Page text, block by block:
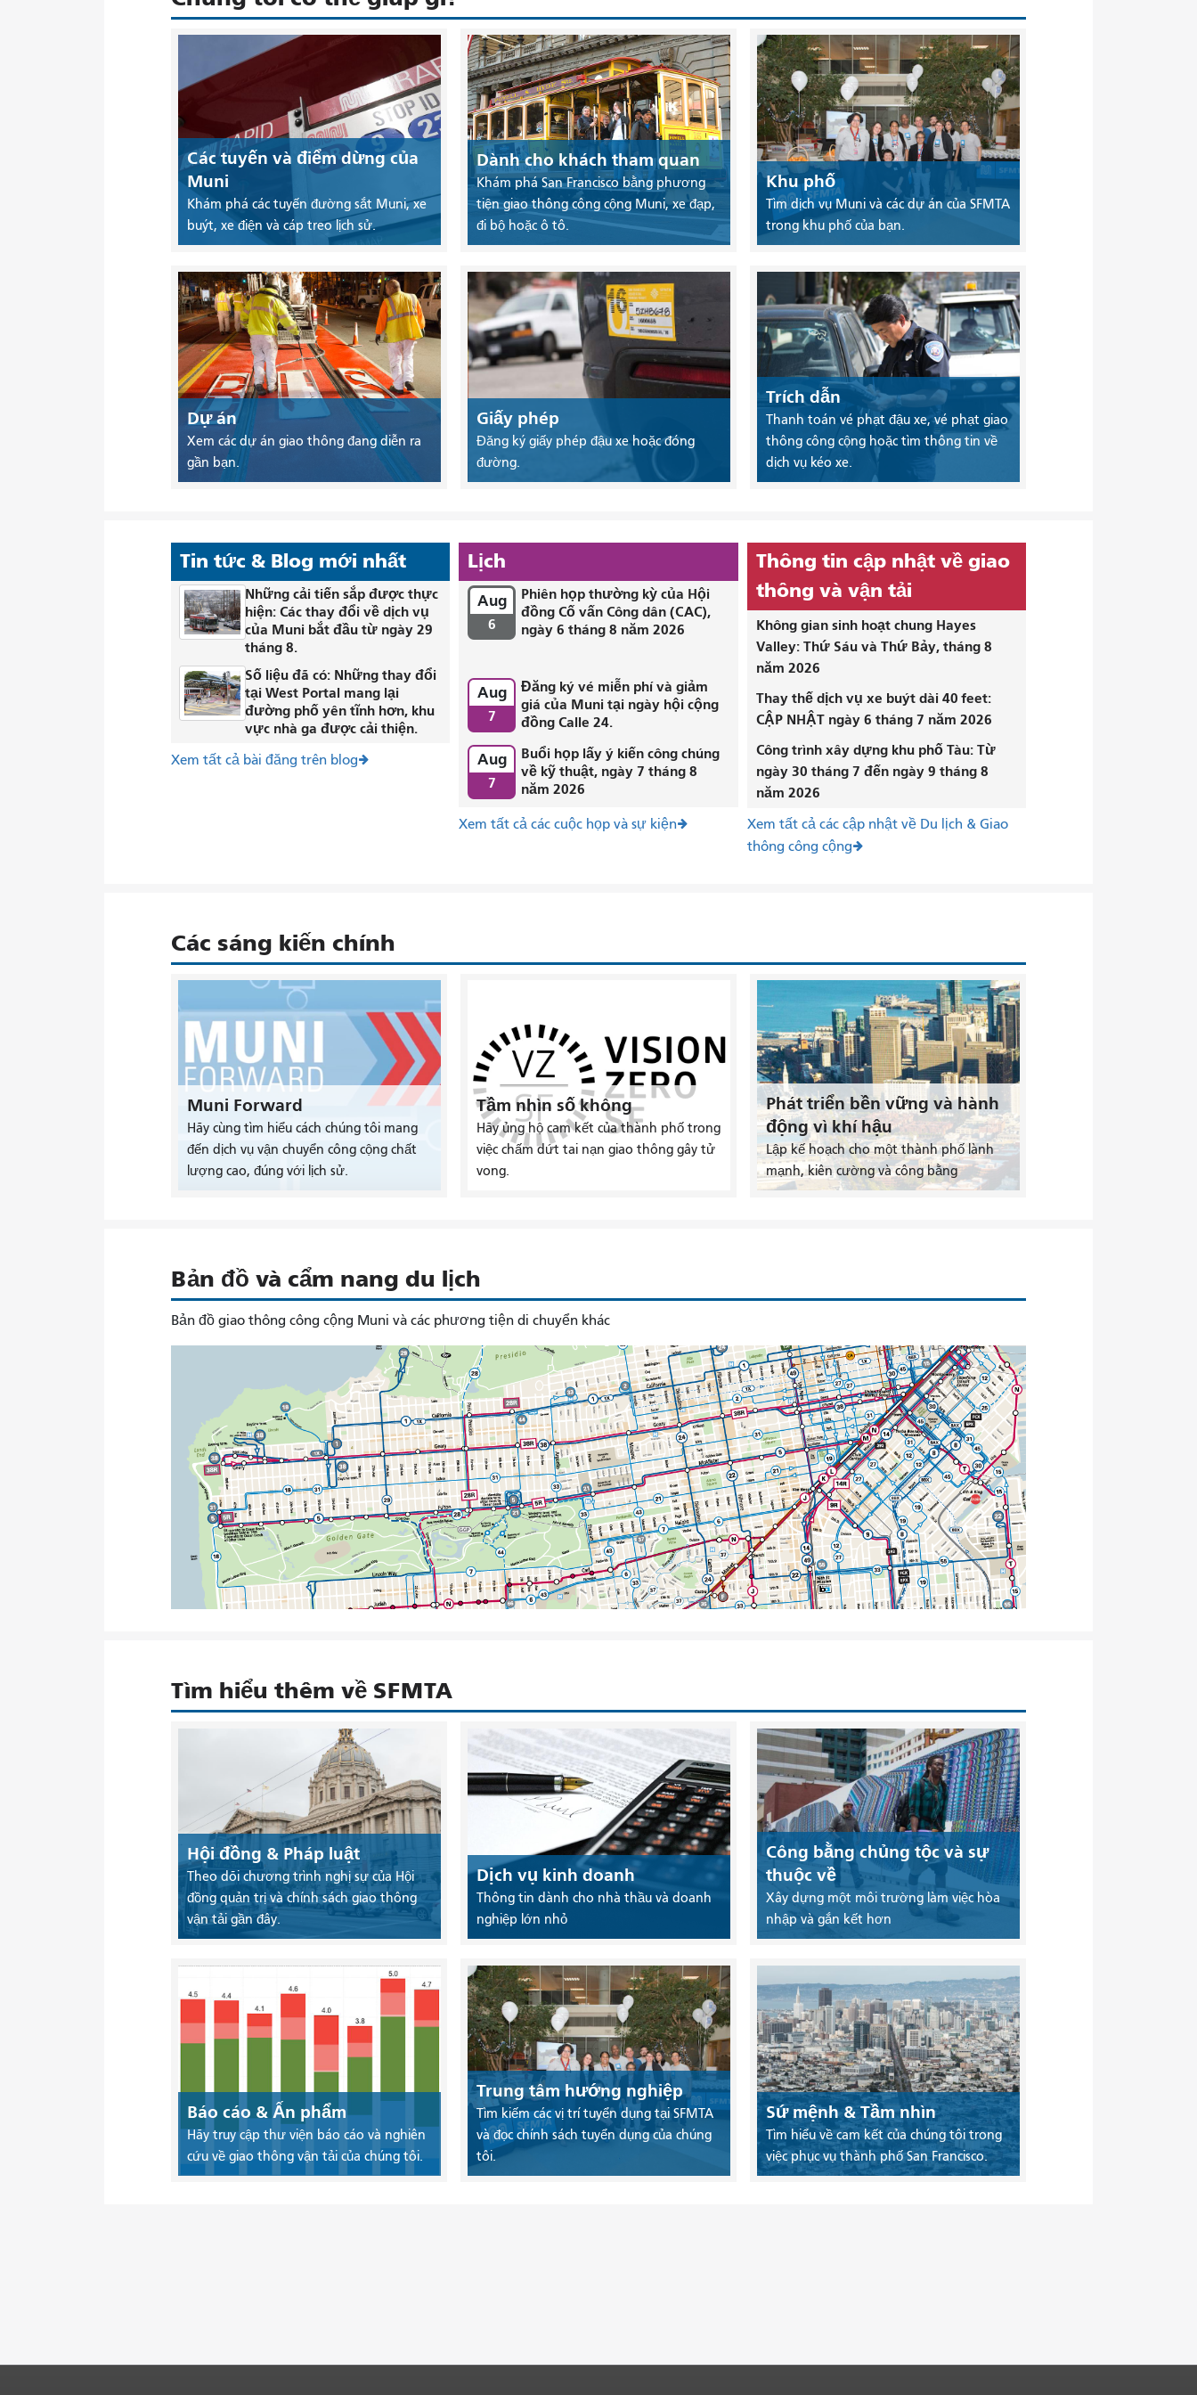
Các tuyến và điểm dừng của
Muni
Khám phá các tuyến đường sắt Muni, xe
buýt, xe điện và cáp treo lịch sử.
Dành cho khách tham quan
Khám phá San Francisco bằng phương
tiện giao thông công cộng Muni, xe đạp,
đi bộ hoặc ô tô.
Khu phố
Tìm dịch vụ Muni và các dự án của SFMTA
trong khu phố của bạn.
Dự án
Xem các dự án giao thông đang diễn ra
gần bạn.
Giấy phép
Đăng ký giấy phép đậu xe hoặc đóng
đường.
Trích dẫn
Thanh toán vé phạt đậu xe, vé phạt giao
thông công cộng hoặc tìm thông tin về
dịch vụ kéo xe.
Tin tức & Blog mới nhất
Những cải tiến sắp được thực
hiện: Các thay đổi về dịch vụ
của Muni bắt đầu từ ngày 29
tháng 8.
Số liệu đã có: Những thay đổi
tại West Portal mang lại
đường phố yên tĩnh hơn, khu
vực nhà ga được cải thiện.
Xem tất cả bài đăng trên blog
Lịch
Aug
6
Phiên họp thường kỳ của Hội
đồng Cố vấn Công dân (CAC),
ngày 6 tháng 8 năm 2026
Aug
7
Đăng ký vé miễn phí và giảm
giá của Muni tại ngày hội cộng
đồng Calle 24.
Aug
7
Buổi họp lấy ý kiến ​​công chúng
về kỹ thuật, ngày 7 tháng 8
năm 2026
Xem tất cả các cuộc họp và sự kiện
Thông tin cập nhật về giao
thông và vận tải
Không gian sinh hoạt chung Hayes
Valley: Thứ Sáu và Thứ Bảy, tháng 8
năm 2026
Thay thế dịch vụ xe buýt dài 40 feet:
CẬP NHẬT ngày 6 tháng 7 năm 2026
Công trình xây dựng khu phố Tàu: Từ
ngày 30 tháng 7 đến ngày 9 tháng 8
năm 2026
Xem tất cả các cập nhật về Du lịch & Giao
thông công cộng
Các sáng kiến ​​chính
Muni Forward
Hãy cùng tìm hiểu cách chúng tôi mang
đến dịch vụ vận chuyển công cộng chất
lượng cao, đúng với lịch sử.
Tầm nhìn số không
Hãy ủng hộ cam kết của thành phố trong
việc chấm dứt tai nạn giao thông gây tử
vong.
Phát triển bền vững và hành
động vì khí hậu
Lập kế hoạch cho một thành phố lành
mạnh, kiên cường và công bằng
Bản đồ và cẩm nang du lịch
Bản đồ giao thông công cộng Muni và các phương tiện di chuyển khác
Tìm hiểu thêm về SFMTA
Hội đồng & Pháp luật
Theo dõi chương trình nghị sự của Hội
đồng quản trị và chính sách giao thông
vận tải gần đây.
Dịch vụ kinh doanh
Thông tin dành cho nhà thầu và doanh
nghiệp lớn nhỏ
Công bằng chủng tộc và sự
thuộc về
Xây dựng một môi trường làm việc hòa
nhập và gắn kết hơn
Báo cáo & Ấn phẩm
Hãy truy cập thư viện báo cáo và nghiên
cứu về giao thông vận tải của chúng tôi.
Trung tâm hướng nghiệp
Tìm kiếm các vị trí tuyển dụng tại SFMTA
và đọc chính sách tuyển dụng của chúng
tôi.
Sứ mệnh & Tầm nhìn
Tìm hiểu về cam kết của chúng tôi trong
việc phục vụ thành phố San Francisco.